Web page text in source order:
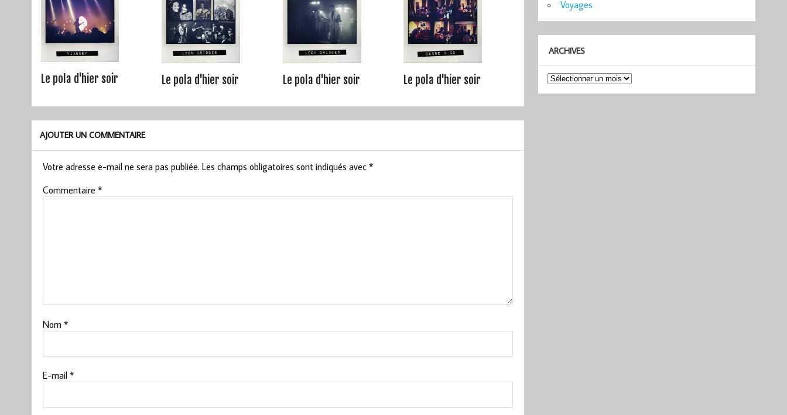
Le pola d'hier soir Le pola d'hier soir Le pola d'hier soir Le pola d'hier soir
AJOUTER UN COMMENTAIRE
Votre adresse e-mail ne sera pas publiée. Les champs obligatoires sont indiqués avec *
Commentaire *
Nom *
E-mail *
Voyages
ARCHIVES
Archives